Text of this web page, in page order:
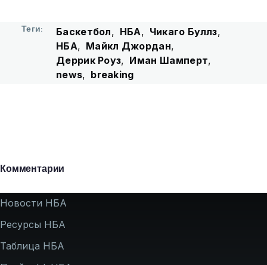
Теги Баскетбол НБА
Чикаго Буллз
НБА
Майкл Джордан
Деррик Роуз
Иман Шамперт
news
breaking
Комментарии
Подвал
Новости НБА
Ресурсы НБА
Таблица НБА